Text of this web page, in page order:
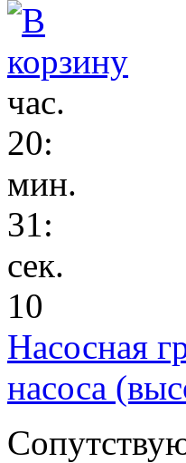
час.
20:
мин.
31:
сек.
10
Насосная
насоса